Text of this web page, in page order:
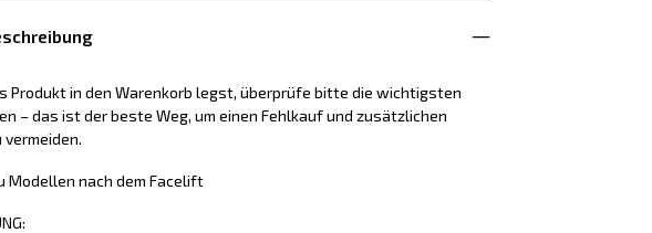
Produkt in den Warenkorb legst, überprüfe bitte die wichtigsten
– das ist der beste Weg, um einen Fehlkauf und zusätzlichen
Modellen nach dem Facelift